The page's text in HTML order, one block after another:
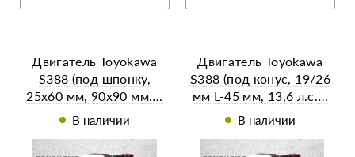
Двигатель Toyokawa
S388 (под шпонку,
25х60 мм, 90х90 мм.…
В наличии
Двигатель Toyokawa
S388 (под конус, 19/26
мм L-45 мм, 13,6 л.с.…
В наличии